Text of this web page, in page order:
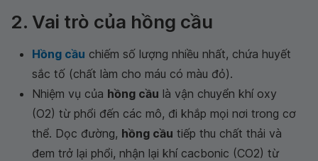
2. Vai trò của hồng cầu
Hồng cầu chiếm số lượng nhiều nhất, chứa huyết
sắc tố (chất làm cho máu có màu đỏ).
Nhiệm vụ của hồng cầu là vận chuyển khí oxy
(O2) từ phổi đến các mô, đi khắp mọi nơi trong cơ
thể. Dọc đường, hồng cầu tiếp thu chất thải và
đem trở lại phổi, nhận lại khí cacbonic (CO2) từ